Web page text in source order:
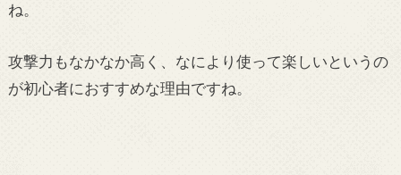
ね。
攻撃力もなかなか高く、なにより使って楽しいというの
が初心者におすすめな理由ですね。